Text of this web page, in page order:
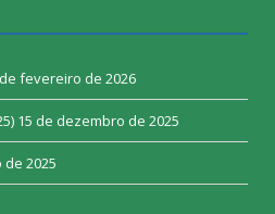
fevereiro de 2026
15 de dezembro de 2025
2025